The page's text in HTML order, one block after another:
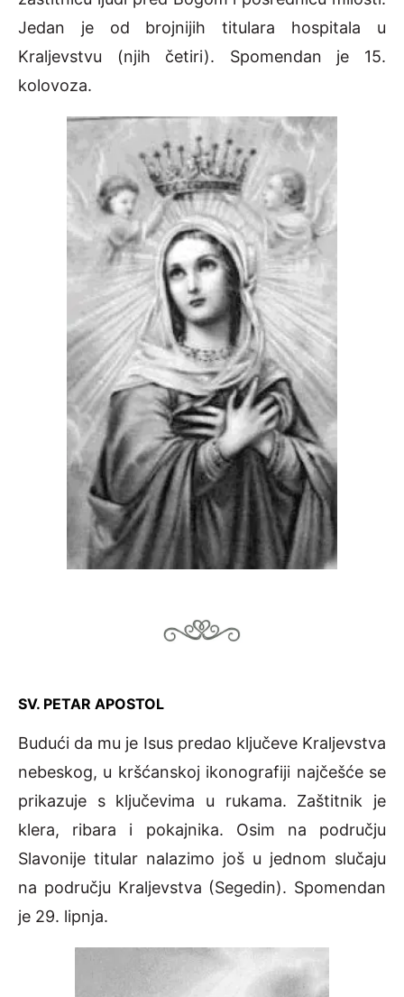
Jedan je od brojnijih titulara hospitala u
Kraljevstvu (njih četiri). Spomendan je 15.
kolovoza.
SV. PETAR APOSTOL
Budući da mu je Isus predao ključeve Kraljevstva
nebeskog, u kršćanskoj ikonografiji najčešće se
prikazuje s ključevima u rukama. Zaštitnik je
klera, ribara i pokajnika. Osim na području
Slavonije titular nalazimo još u jednom slučaju
na području Kraljevstva (Segedin). Spomendan
je 29. lipnja.